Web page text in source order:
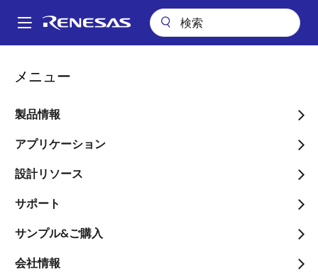
ン
Main
メニュー
製品情報
アプリケーション
設計リソース
サポート
サンプル&ご購入
会社情報
パ
ン
く
ず
リストリクテッド・ストック・ユニット（RSU）に基づく自己株式の
リストリクテッド・ストッ
ク・ユニット（RSU）に基
づく自己株式の処分に関す
るお知らせ